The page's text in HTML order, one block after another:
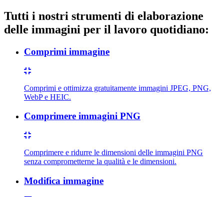
Tutti i nostri strumenti di elaborazione
delle immagini per il lavoro quotidiano:
Comprimi immagine
Comprimi e ottimizza gratuitamente immagini JPEG, PNG,
WebP e HEIC.
Comprimere immagini PNG
Comprimere e ridurre le dimensioni delle immagini PNG
senza comprometterne la qualità e le dimensioni.
Modifica immagine